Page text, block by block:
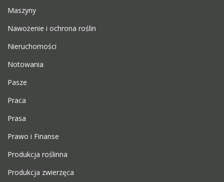
Maszyny
Nawożenie i ochrona roślin
Nieruchomości
Notowania
Pasze
Praca
Prasa
Prawo i Finanse
Produkcja roślinna
Produkcja zwierzęca